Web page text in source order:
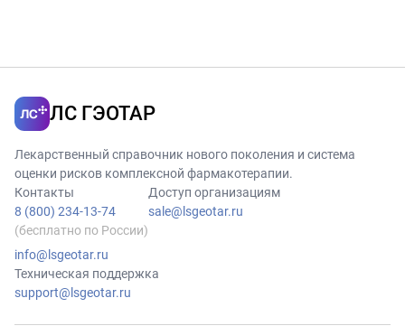
ЛС ГЭОТАР
Лекарственный справочник нового поколения и система
оценки рисков комплексной фармакотерапии.
Контакты
8 (800) 234-13-74
(бесплатно по России)
info@lsgeotar.ru
Доступ организациям
sale@lsgeotar.ru
Техническая поддержка
support@lsgeotar.ru